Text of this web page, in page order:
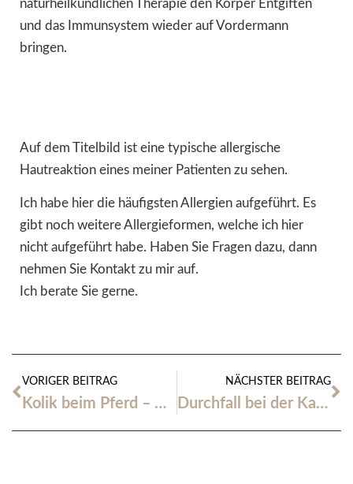
naturheilkundlichen Therapie den Körper Entgiften
und das Immunsystem wieder auf Vordermann
bringen.
Auf dem Titelbild ist eine typische allergische
Hautreaktion eines meiner Patienten zu sehen.
Ich habe hier die häufigsten Allergien aufgeführt. Es
gibt noch weitere Allergieformen, welche ich hier
nicht aufgeführt habe. Haben Sie Fragen dazu, dann
nehmen Sie Kontakt zu mir auf.
Ich berate Sie gerne.
VORIGER BEITRAG
Kolik beim Pferd – Akute Lebensgefahr!
NÄCHSTER BEITRAG
Durchfall bei der Katze – Was es ist und was man tun kann